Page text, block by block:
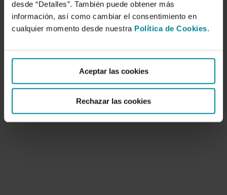
desde “Detalles”. También puede obtener más
información, así como cambiar el consentimiento en
cualquier momento desde nuestra Política de Cookies.
Aceptar las cookies
Rechazar las cookies